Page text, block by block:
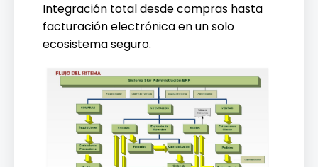
Integración total desde compras hasta
facturación electrónica en un solo
ecosistema seguro.